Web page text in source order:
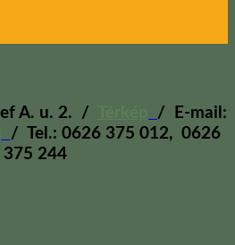
A. u. 2. /
/ E-mail:
/ Tel.: 0626 375 012, 0626
375 244